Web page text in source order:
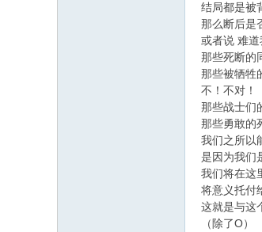
结局都是被
那么断后是
或者说 难
那些死断的
那些被牺牲
不！不对！
那些战士们
那些勇敢的
我们之所以
是因为我们
我们将在这
将意义托付
这就是与这
（除了O）